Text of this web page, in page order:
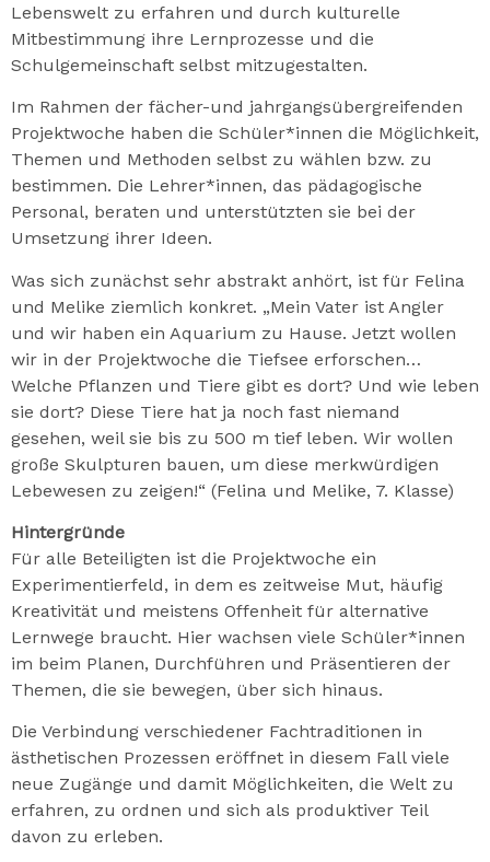
Lebenswelt zu erfahren und durch kulturelle
Mitbestimmung ihre Lernprozesse und die
Schulgemeinschaft selbst mitzugestalten.
Im Rahmen der fächer-und jahrgangsübergreifenden
Projektwoche haben die Schüler*innen die Möglichkeit,
Themen und Methoden selbst zu wählen bzw. zu
bestimmen. Die Lehrer*innen, das pädagogische
Personal, beraten und unterstützten sie bei der
Umsetzung ihrer Ideen.
Was sich zunächst sehr abstrakt anhört, ist für Felina
und Melike ziemlich konkret. „Mein Vater ist Angler
und wir haben ein Aquarium zu Hause. Jetzt wollen
wir in der Projektwoche die Tiefsee erforschen…
Welche Pflanzen und Tiere gibt es dort? Und wie leben
sie dort? Diese Tiere hat ja noch fast niemand
gesehen, weil sie bis zu 500 m tief leben. Wir wollen
große Skulpturen bauen, um diese merkwürdigen
Lebewesen zu zeigen!“ (Felina und Melike, 7. Klasse)
Hintergründe
Für alle Beteiligten ist die Projektwoche ein
Experimentierfeld, in dem es zeitweise Mut, häufig
Kreativität und meistens Offenheit für alternative
Lernwege braucht. Hier wachsen viele Schüler*innen
im beim Planen, Durchführen und Präsentieren der
Themen, die sie bewegen, über sich hinaus.
Die Verbindung verschiedener Fachtraditionen in
ästhetischen Prozessen eröffnet in diesem Fall viele
neue Zugänge und damit Möglichkeiten, die Welt zu
erfahren, zu ordnen und sich als produktiver Teil
davon zu erleben.